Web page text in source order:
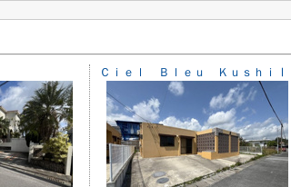
Ｃｉｅｌ Ｂｌｅｕ ＫｕｓｈｉⅠ